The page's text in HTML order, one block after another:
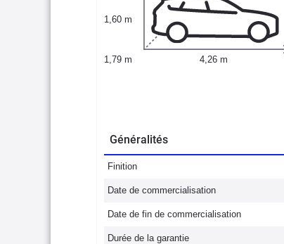
1,60 m
1,79 m 4,26 m
Généralités
Finition
Date de commercialisation
Date de fin de commercialisation
Durée de la garantie